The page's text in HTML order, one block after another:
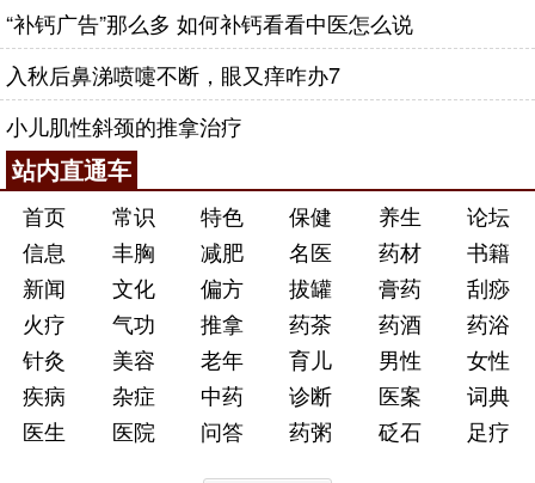
“补钙广告”那么多 如何补钙看看中医怎么说
入秋后鼻涕喷嚏不断，眼又痒咋办7
小儿肌性斜颈的推拿治疗
站内直通车
首页 常识 特色 保健 养生
论坛
信息
丰胸 减肥 名医 药材
书籍
新闻
文化 偏方 拔罐 膏药
刮痧
火疗
气功 推拿 药茶 药酒
药浴
针灸
美容 老年 育儿 男性
女性
疾病
杂症 中药 诊断 医案
词典
医生
医院 问答 药粥 砭石 足疗